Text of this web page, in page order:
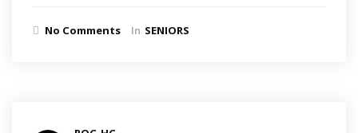
No Comments In SENIORS